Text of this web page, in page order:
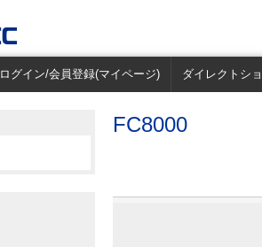
ログイン/会員登録(マイページ) ダイレクトシ
FC8000